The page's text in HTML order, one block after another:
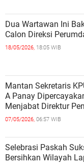
Dua Wartawan Ini
Calon Direksi
18/05/2026, 18:05 WIB
Mantan Sekretaris
A Panay
Menjabat Direktur
Bukti
07/05/2026, 06:57 WIB
Selebrasi Paskah
Bersihkan Wilayah